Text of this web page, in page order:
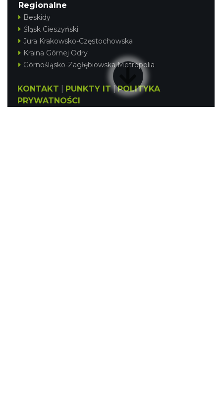
Regionalne
Beskidy
Śląsk Cieszyński
Jura Krakowsko-Częstochowska
Kraina Górnej Odry
Górnośląsko-Zagłębiowska Metropolia
KONTAKT PUNKTY IT|POLITYKA
PRYWATNOŚCI